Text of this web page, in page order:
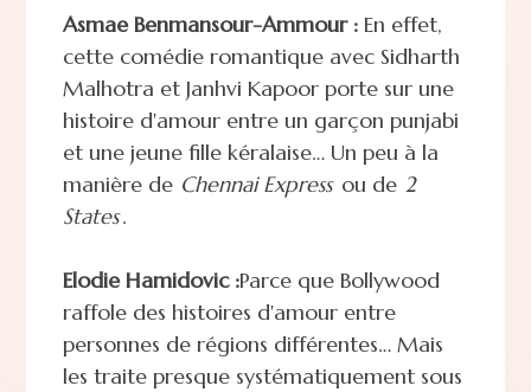
Asmae Benmansour-Ammour :En effet,
cette comédie romantique avec Sidharth
Malhotra et Janhvi Kapoor porte sur une
histoire d'amour entre un garçon punjabi
et une jeune fille kéralaise… Un peu à la
manière de Chennai Express ou de 2
States.
Elodie Hamidovic :Parce que Bollywood
raffole des histoires d'amour entre
personnes de régions différentes… Mais
les traite presque systématiquement sous